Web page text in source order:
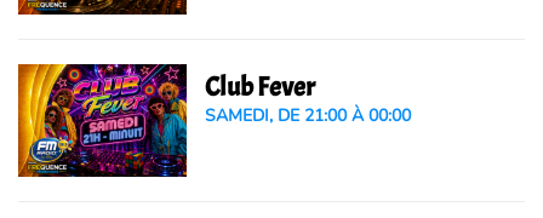
Club Fever
SAMEDI, DE 21:00 À 00:00